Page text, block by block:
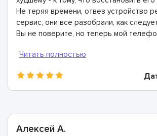
Не теряя времени, отвез устройство
сервис, они все разобрали, как
Вы не поверите, но теперь мой
Алексей А.